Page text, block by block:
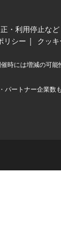
・利用停止など
リシー クッ
時には増減の可能
ートナー企業数も